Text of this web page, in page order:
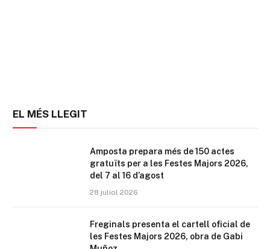
EL MÉS LLEGIT
Amposta prepara més de 150 actes
gratuïts per a les Festes Majors 2026,
del 7 al 16 d’agost
28 juliol 2026
Freginals presenta el cartell oficial de
les Festes Majors 2026, obra de Gabi